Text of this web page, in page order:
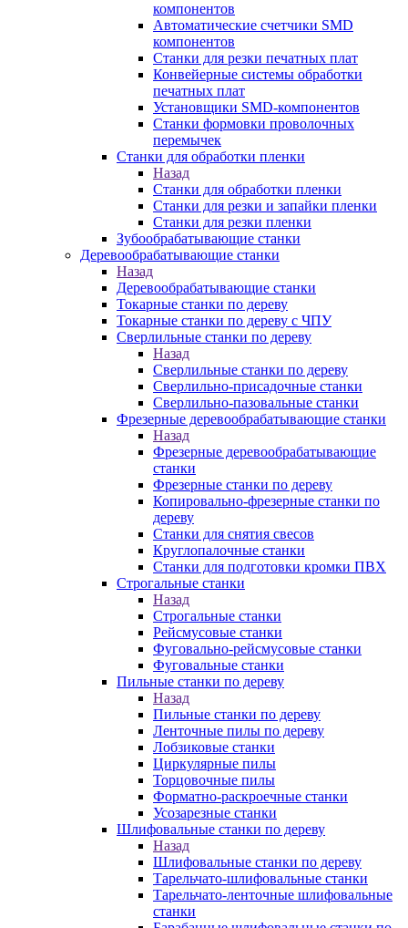
компонентов
Автоматические счетчики SMD
компонентов
Станки для резки печатных плат
Конвейерные системы обработки
печатных плат
Установщики SMD-компонентов
Станки формовки проволочных
перемычек
Станки для обработки пленки
Назад
Станки для обработки пленки
Станки для резки и запайки пленки
Станки для резки пленки
Зубообрабатывающие станки
Деревообрабатывающие станки
Назад
Деревообрабатывающие станки
Токарные станки по дереву
Токарные станки по дереву с ЧПУ
Сверлильные станки по дереву
Назад
Сверлильные станки по дереву
Сверлильно-присадочные станки
Сверлильно-пазовальные станки
Фрезерные деревообрабатывающие станки
Назад
Фрезерные деревообрабатывающие
станки
Фрезерные станки по дереву
Копировально-фрезерные станки по
дереву
Станки для снятия свесов
Круглопалочные станки
Станки для подготовки кромки ПВХ
Строгальные станки
Назад
Строгальные станки
Рейсмусовые станки
Фуговально-рейсмусовые станки
Фуговальные станки
Пильные станки по дереву
Назад
Пильные станки по дереву
Ленточные пилы по дереву
Лобзиковые станки
Циркулярные пилы
Торцовочные пилы
Форматно-раскроечные станки
Усозарезные станки
Шлифовальные станки по дереву
Назад
Шлифовальные станки по дереву
Тарельчато-шлифовальные станки
Тарельчато-ленточные шлифовальные
станки